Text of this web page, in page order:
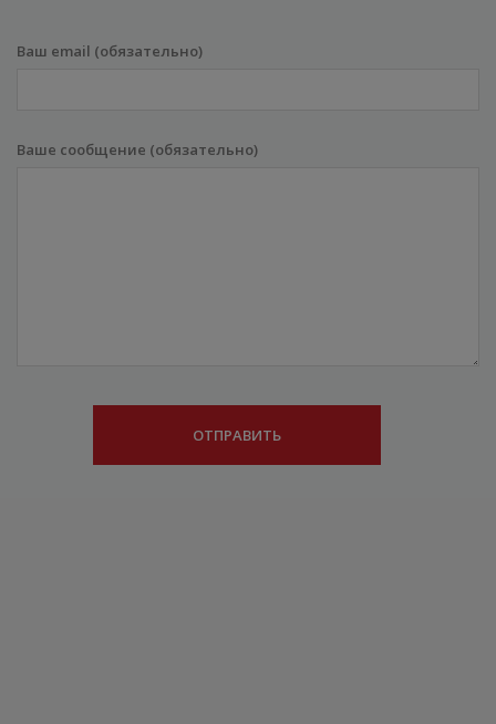
Ваш email (обязательно)
Ваше сообщение (обязательно)